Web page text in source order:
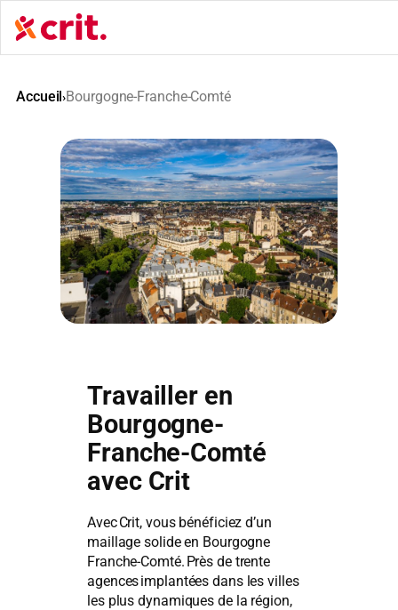
Aller
au
contenu
Accueil›Bourgogne-Franche-Comté
Travailler en
Bourgogne-
Franche-Comté
avec Crit
Avec Crit, vous bénéficiez d’un
maillage solide en Bourgogne
Franche-Comté. Près de trente
agences implantées dans les villes
les plus dynamiques de la région,